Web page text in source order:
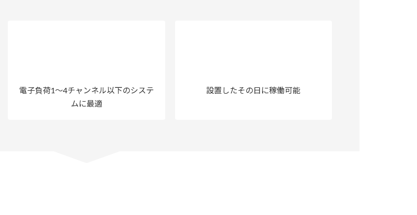
電子負荷1～4チャンネル以下のシステ
ムに最適
設置したその日に稼働可能